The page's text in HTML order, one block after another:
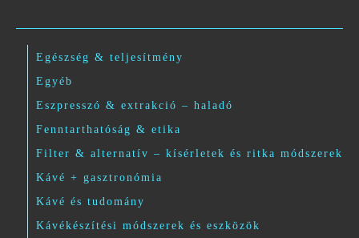
Egészség & teljesítmény
Egyéb
Eszpresszó & extrakció – haladó
Fenntarthatóság & etika
Filter & alternatív – kísérletek és ritka módszerek
Kávé + gasztronómia
Kávé és tudomány
Kávékészítési módszerek és eszközök